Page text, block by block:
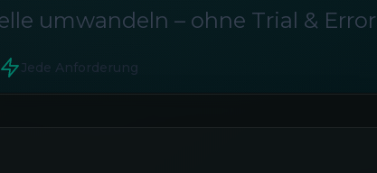
umwandeln – ohne Trial & Error
Jede Anforderung